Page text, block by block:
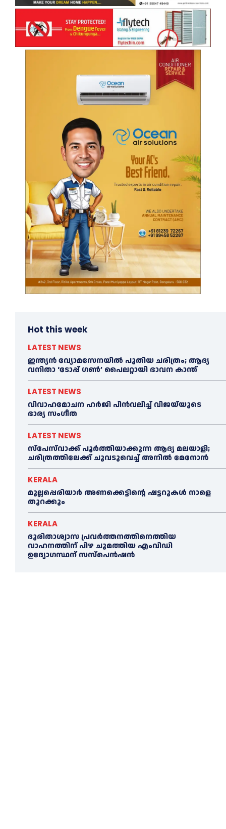
Hot this week
LATEST NEWS
ഇന്ത്യൻ വ്യോമസേനയില്‍ പുതിയ ചരിത്രം; ആദ്യ
വനിതാ ‘ടോപ്പ് ഗണ്‍’ പൈലറ്റായി ഭാവന കാന്ത്
LATEST NEWS
വിവാഹമോചന ഹര്‍ജി പിൻവലിച്ച്‌ വിജയ്‌യുടെ
ഭാര്യ സംഗീത
LATEST NEWS
സ്‌പേസ്‌വാക്ക് പൂര്‍ത്തിയാക്കുന്ന ആദ്യ മലയാളി;
ചരിത്രത്തിലേക്ക് ചുവടുവെച്ച്‌ അനില്‍ മേനോൻ
KERALA
മുല്ലപ്പെരിയാര്‍ അണക്കെട്ടിന്റെ ഷട്ടറുകള്‍ നാളെ
തുറക്കും
KERALA
ദുരിതാശ്വാസ പ്രവര്‍ത്തനത്തിനെത്തിയ
വാഹനത്തിന് പിഴ ചുമത്തിയ എംവിഡി
ഉദ്യോഗസ്ഥന് സസ്പെൻഷൻ